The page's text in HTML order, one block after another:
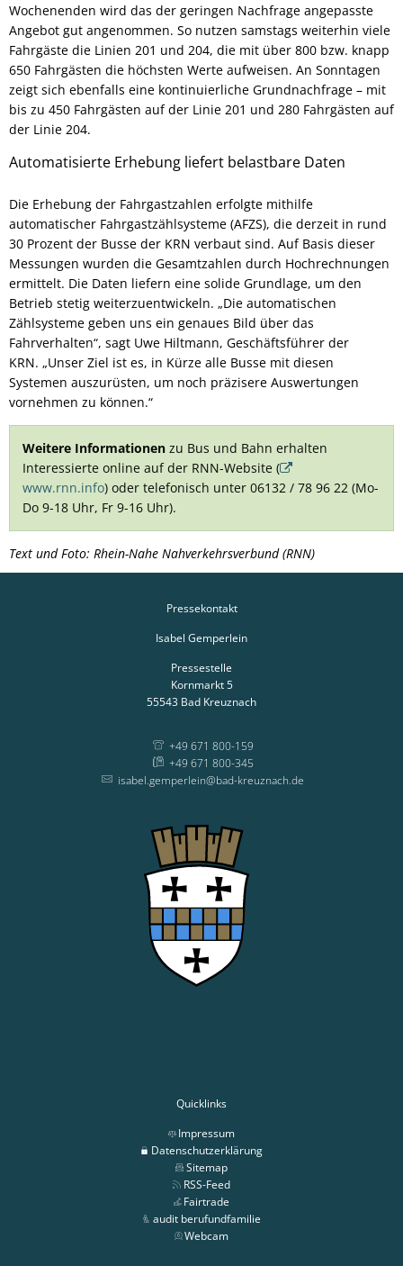
Wochenenden wird das der geringen Nachfrage angepasste
Angebot gut angenommen. So nutzen samstags weiterhin viele
Fahrgäste die Linien 201 und 204, die mit über 800 bzw. knapp
650 Fahrgästen die höchsten Werte aufweisen. An Sonntagen
zeigt sich ebenfalls eine kontinuierliche Grundnachfrage – mit
bis zu 450 Fahrgästen auf der Linie 201 und 280 Fahrgästen auf
der Linie 204.
Automatisierte Erhebung liefert belastbare Daten
Die Erhebung der Fahrgastzahlen erfolgte mithilfe
automatischer Fahrgastzählsysteme (AFZS), die derzeit in rund
30 Prozent der Busse der KRN verbaut sind. Auf Basis dieser
Messungen wurden die Gesamtzahlen durch Hochrechnungen
ermittelt. Die Daten liefern eine solide Grundlage, um den
Betrieb stetig weiterzuentwickeln. „Die automatischen
Zählsysteme geben uns ein genaues Bild über das
Fahrverhalten“, sagt Uwe Hiltmann, Geschäftsführer der
KRN. „Unser Ziel ist es, in Kürze alle Busse mit diesen
Systemen auszurüsten, um noch präzisere Auswertungen
vornehmen zu können.“
Weitere Informationen zu Bus und Bahn erhalten
Interessierte online auf der RNN-Website (
www.rnn.info) oder telefonisch unter 06132 / 78 96 22 (Mo-
Do 9-18 Uhr, Fr 9-16 Uhr).
Text und Foto: Rhein-Nahe Nahverkehrsverbund (RNN)
Pressekontakt
Isabel Gemperlein
Pressestelle
Kornmarkt 5
55543 Bad Kreuznach
+49 671 800-159
+49 671 800-345
isabel.gemperlein@bad-kreuznach.de
Quicklinks
Impressum
Datenschutzerklärung
Sitemap
RSS-Feed
Fairtrade
audit berufundfamilie
Webcam